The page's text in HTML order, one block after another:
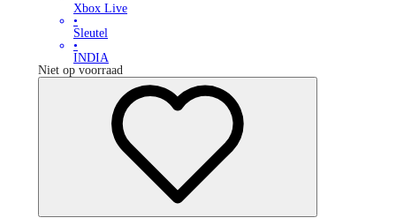
Xbox Live
•
Sleutel
•
INDIA
Niet op voorraad